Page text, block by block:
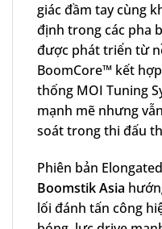
giác đầm tay cùng
định trong các pha
được phát triển từ
BoomCore™ kết
thống MOI Tuning
mạnh mẽ nhưng
soát trong thi đấu
Phiên bản
Boomstik Asia
lối đánh tấn công